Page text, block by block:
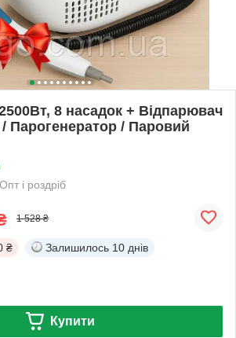
8 насадок + Відпарювач
Парогенератор / Паровий
Опт і роздріб
1 528 ₴
₴ Залишилось 10 днів
Купити